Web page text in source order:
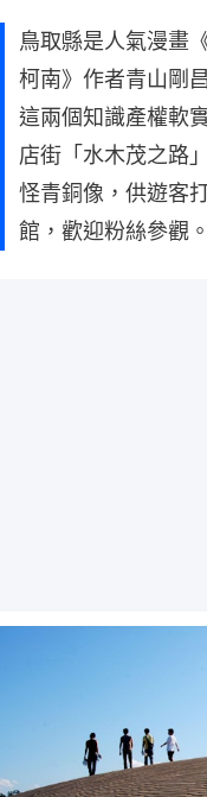
鳥取縣是人氣漫畫
柯南》作者青山剛
這兩個知識產權軟
店街「水木茂之路
怪青銅像，供遊客
館，歡迎粉絲參觀。